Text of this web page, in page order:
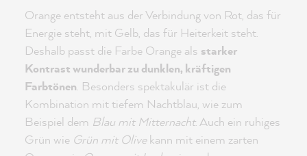
Orange entsteht aus der Verbindung von Rot, das für
Energie steht, mit Gelb, das für Heiterkeit steht.
Deshalb passt die Farbe Orange als starker
Kontrast wunderbar zu dunklen, kräftigen
Farbtönen. Besonders spektakulär ist die
Kombination mit tiefem Nachtblau, wie zum
Beispiel dem Blau mit Mitternacht. Auch ein ruhiges
Grün wie Grün mit Olivekann mit einem zarten